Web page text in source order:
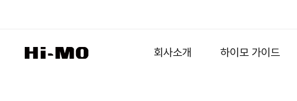
회사소개 하이모 가이드